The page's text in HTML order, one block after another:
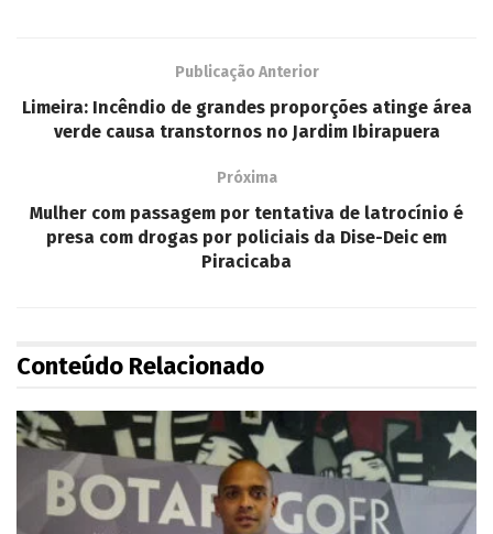
Publicação Anterior
Limeira: Incêndio de grandes proporções atinge área
verde causa transtornos no Jardim Ibirapuera
Próxima
Mulher com passagem por tentativa de latrocínio é
presa com drogas por policiais da Dise-Deic em
Piracicaba
Conteúdo Relacionado